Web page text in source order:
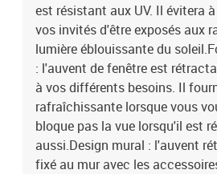
est résistant aux UV. Il évitera
vos invités d'être exposés aux
lumière éblouissante du
: l'auvent de fenêtre est
à vos différents besoins. Il
rafraîchissante lorsque vous
bloque pas la vue lorsqu'il est
aussi.Design mural : l'auvent
fixé au mur avec les